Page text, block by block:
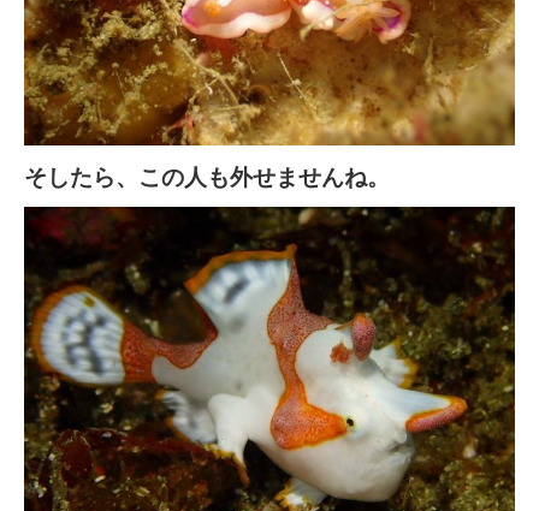
そしたら、この人も外せませんね。